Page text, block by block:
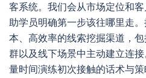
客系统。我们会从市场定位和
助学员明确第一步该往哪里走
本、高效率的线索挖掘渠道，
群以及线下场景中主动建立连
量时间演练初次接触的话术与